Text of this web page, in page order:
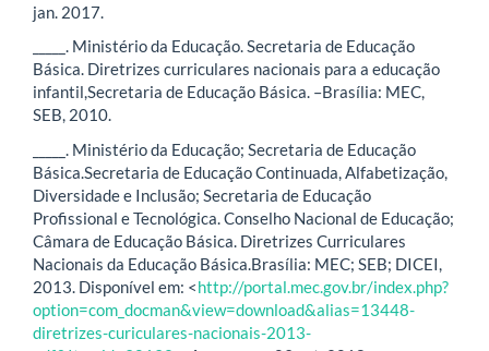
jan. 2017.
_____. Ministério da Educação. Secretaria de Educação
Básica. Diretrizes curriculares nacionais para a educação
infantil,Secretaria de Educação Básica. –Brasília: MEC,
SEB, 2010.
_____. Ministério da Educação; Secretaria de Educação
Básica.Secretaria de Educação Continuada, Alfabetização,
Diversidade e Inclusão; Secretaria de Educação
Profissional e Tecnológica. Conselho Nacional de Educação;
Câmara de Educação Básica. Diretrizes Curriculares
Nacionais da Educação Básica.Brasília: MEC; SEB; DICEI,
2013. Disponível em: <http://portal.mec.gov.br/index.php?
option=com_docman&view=download&alias=13448-
diretrizes-curiculares-nacionais-2013-